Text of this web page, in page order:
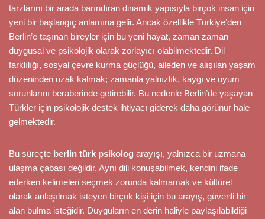
tarzlarını bir arada barındıran dinamik yapısıyla birçok insan için
yeni bir başlangıç anlamına gelir. Ancak özellikle Türkiye’den
Berlin’e taşınan bireyler için bu yeni hayat, zaman zaman
duygusal ve psikolojik olarak zorlayıcı olabilmektedir. Dil
farklılığı, sosyal çevre kurma güçlüğü, aileden ve alışılan yaşam
düzeninden uzak kalmak; zamanla yalnızlık, kaygı ve uyum
sorunlarını beraberinde getirebilir. Bu nedenle Berlin’de yaşayan
Türkler için psikolojik destek ihtiyacı giderek daha görünür hale
gelmektedir.
Bu süreçte berlin türk psikolog arayışı, yalnızca bir uzmana
ulaşma çabası değildir. Aynı dili konuşabilmek, kendini ifade
ederken kelimeleri seçmek zorunda kalmamak ve kültürel
olarak anlaşılmak isteyen birçok kişi için bu arayış, güvenli bir
alan bulma isteğidir. Duyguların en derin haliyle paylaşılabildiği